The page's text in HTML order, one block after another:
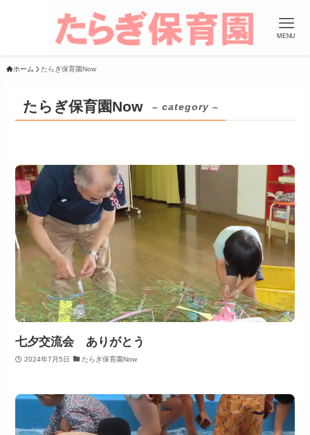
MENU
ホーム たらぎ保育園Now
たらぎ保育園Now – category –
七夕交流会 ありがとう
2024年7月5日 たらぎ保育園Now